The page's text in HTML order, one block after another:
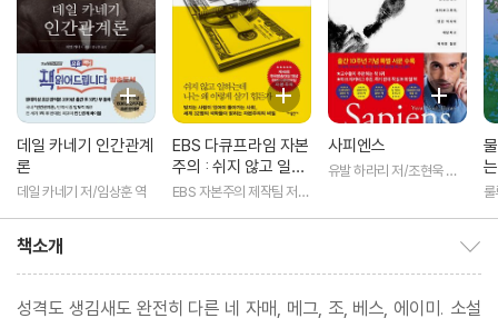
데일 카네기 인간관계
론
데일 카네기 저/임상훈 역
EBS 다큐프라임 자본
주의 : 쉬지 않고 일하
는데 나는 왜 이렇게
EBS 자본주의 제작팀 저/E
사피엔스
유발 하라리 저/조현욱 역/
룰
책소개
성격도 생김새도 완전히 다른 네 자매, 메그, 조, 베스, 에이미. 소설